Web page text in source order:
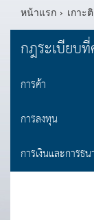
หน้าแรก
เกาะ
กฎระเบียบ
การค้า
การลงทุน
การเงินและการธ